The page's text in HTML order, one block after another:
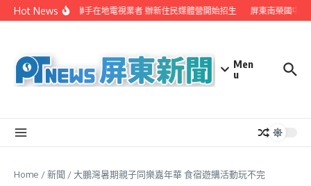
Skip to content
Hot News屏縣府聯手在地電視業者 辦新住民媒體營開始招生 屏東南榮國中
Men
u
Home /新聞 /大鵬灣暑期親子同樂嘉年華 食宿遊購活動玩不完